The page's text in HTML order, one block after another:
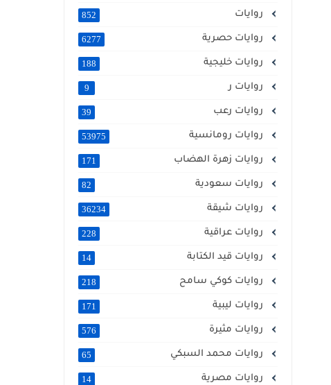
روايات 852
روايات حصرية 6277
روايات خليجية 188
روايات ر 9
روايات رعب 39
روايات رومانسية 53975
روايات زهرة الهضاب 171
روايات سعودية 82
روايات شيقة 36234
روايات عراقية 228
روايات قيد الكتابة 14
روايات كوكي سامح 218
روايات ليبية 171
روايات مثيرة 576
روايات محمد السبكي 65
روايات مصرية 14